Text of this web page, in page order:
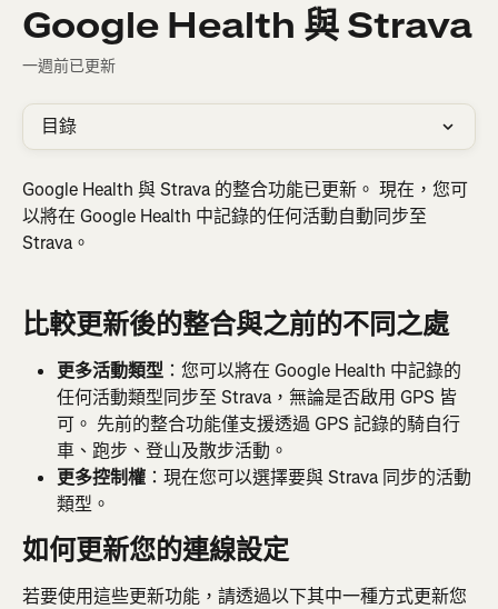
Google Health 與 Strava
一週前已更新
目錄
Google Health 與 Strava 的整合功能已更新。 現在，您可
以將在 Google Health 中記錄的任何活動自動同步至
Strava。
比較更新後的整合與之前的不同之處
更多活動類型 ：您可以將在 Google Health 中記錄的
任何活動類型同步至 Strava，無論是否啟用 GPS 皆
可。 先前的整合功能僅支援透過 GPS 記錄的騎自行
車、跑步、登山及散步活動。
更多控制權 ：現在您可以選擇要與 Strava 同步的活動
類型。
如何更新您的連線設定
若要使用這些更新功能，請透過以下其中一種方式更新您